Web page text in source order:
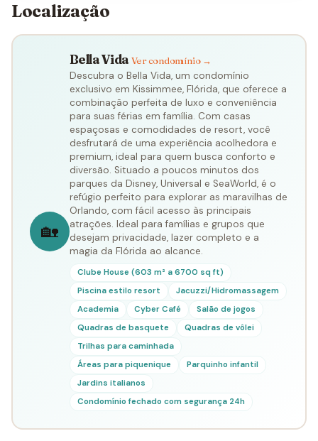
Localização
🏡
Bella VidaVer condomínio →
Descubra o Bella Vida, um condomínio
exclusivo em Kissimmee, Flórida, que oferece a
combinação perfeita de luxo e conveniência
para suas férias em família. Com casas
espaçosas e comodidades de resort, você
desfrutará de uma experiência acolhedora e
premium, ideal para quem busca conforto e
diversão. Situado a poucos minutos dos
parques da Disney, Universal e SeaWorld, é o
refúgio perfeito para explorar as maravilhas de
Orlando, com fácil acesso às principais
atrações. Ideal para famílias e grupos que
desejam privacidade, lazer completo e a
magia da Flórida ao alcance.
Clube House (603 m² a 6700 sq ft)
Piscina estilo resort
Jacuzzi/Hidromassagem
Academia
Cyber Café
Salão de jogos
Quadras de basquete
Quadras de vôlei
Trilhas para caminhada
Áreas para piquenique
Parquinho infantil
Jardins italianos
Condomínio fechado com segurança 24h